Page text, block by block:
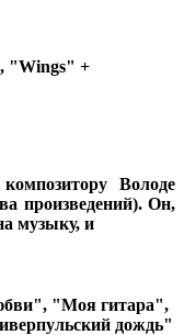
"Wings" +
Володе
произведений). Он,
музыку, и
"Моя гитара",
дождь"